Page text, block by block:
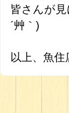
皆さんが
´艸｀)
以上、魚住